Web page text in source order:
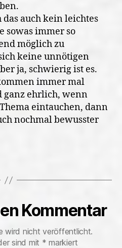
auch kein leichtes
sowas immer so
möglich zu
keine unnötigen
ja, schwierig ist es.
immer mal
ganz ehrlich, wenn
eintauchen, dann
nochmal bewusster
Kommentar
wird nicht veröffentlicht.
sind mit * markiert